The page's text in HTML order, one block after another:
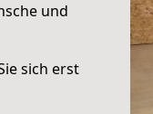
und
sich erst